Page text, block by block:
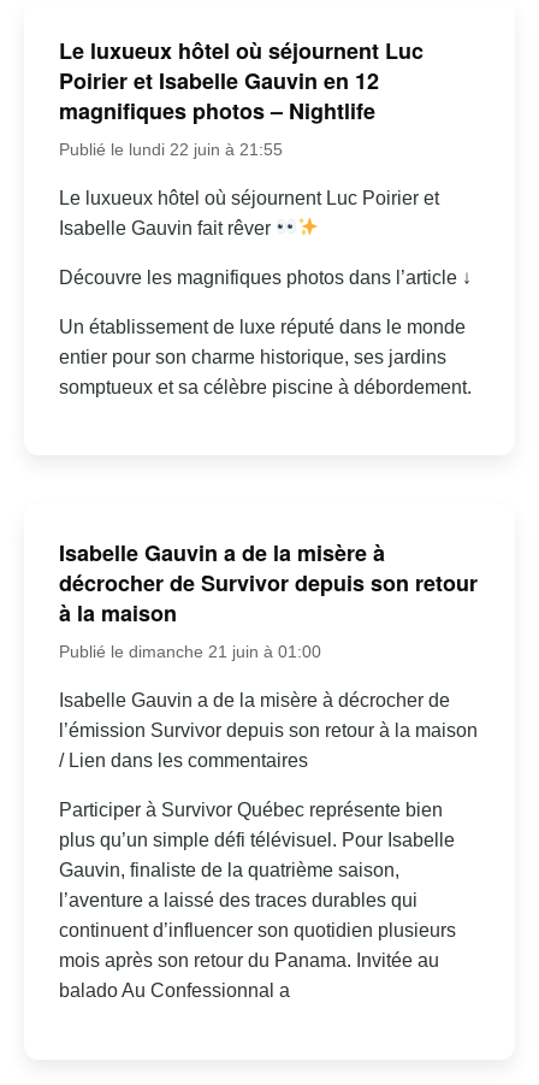
Le luxueux hôtel où séjournent Luc
Poirier et Isabelle Gauvin en 12
magnifiques photos – Nightlife
Publié le lundi 22 juin à 21:55
Le luxueux hôtel où séjournent Luc Poirier et
Isabelle Gauvin fait rêver
Découvre les magnifiques photos dans l’article ↓
Un établissement de luxe réputé dans le monde
entier pour son charme historique, ses jardins
somptueux et sa célèbre piscine à débordement.
Isabelle Gauvin a de la misère à
décrocher de Survivor depuis son retour
à la maison
Publié le dimanche 21 juin à 01:00
Isabelle Gauvin a de la misère à décrocher de
l’émission Survivor depuis son retour à la maison
/ Lien dans les commentaires
Participer à Survivor Québec représente bien
plus qu’un simple défi télévisuel. Pour Isabelle
Gauvin, finaliste de la quatrième saison,
l’aventure a laissé des traces durables qui
continuent d’influencer son quotidien plusieurs
mois après son retour du Panama. Invitée au
balado Au Confessionnal a